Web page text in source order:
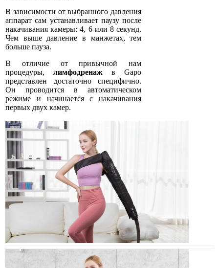
В зависимости от выбранного давления
аппарат сам устанавливает паузу после
накачивания камеры: 4, 6 или 8 секунд.
Чем выше давление в манжетах, тем
больше пауза.
В отличие от привычной нам
процедуры,лимфодренаж в Gapo
представлен достаточно специфично.
Он проводится в автоматическом
режиме и начинается с накачивания
первых двух камер.